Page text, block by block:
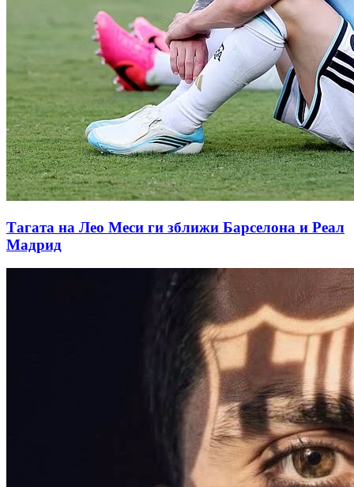
Тагата на Лео Меси ги зближи Барселона и Реал
Мадрид